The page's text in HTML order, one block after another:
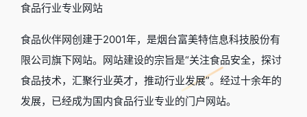
食品行业专业网站
食品伙伴网创建于2001年，是烟台富美特信息科技股份有
限公司旗下网站。网站建设的宗旨是“关注食品安全，探讨
食品技术，汇聚行业英才，推动行业发展”。经过十余年的
发展，已经成为国内食品行业专业的门户网站。